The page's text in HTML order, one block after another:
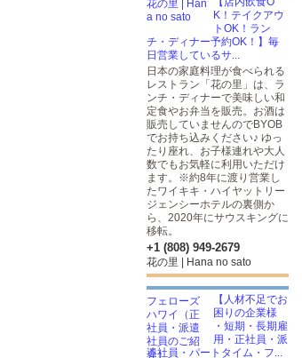
K！テイクアウ
トOK！ラン
チ・ディナー予約OK！】毎
日営業しているサ...
日本の家庭料理が食べられる
レストラン「花の里」は、ラ
ンチ・ディナーで美味しい和
定食やお弁当を販売。お酒は
販売していませんのでBYOB
でお持ち込みください♪ ゆっ
たり座れ、お子様連れや大人
数でもお気軽に利用いただけ
ます。※約8年に渡り営業し
たワイキキ・ハイヤットリー
ジェンシーホテルの裏側か
ら、2020年にサウスキングに
移転。
+1 (808) 949-2679
花の里 | Hana no sato
【人材不足でお
困りの企業様
・短期・長期雇
用・正社員・派
遣社員・パートタイム・フ...